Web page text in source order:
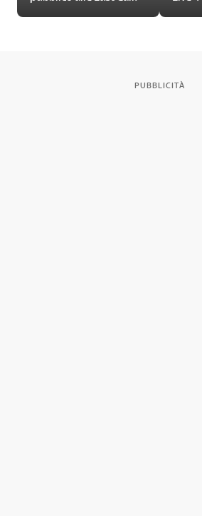
PUBBLICITÀ